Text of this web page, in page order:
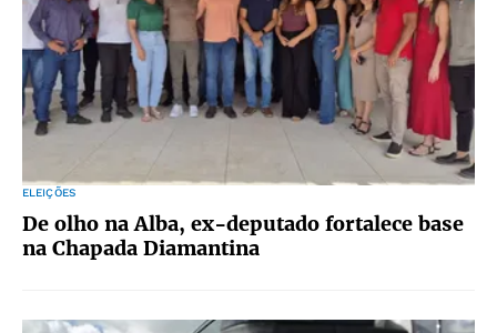
ELEIÇÕES
De olho na Alba, ex-deputado fortalece base
na Chapada Diamantina